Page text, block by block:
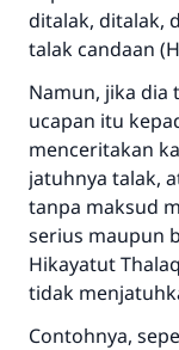
ditalak, ditalak,
talak candaan (
Namun, jika dia
ucapan itu
menceritakan
jatuhnya talak,
tanpa maksud
serius maupun
Hikayatut Thalaq
tidak
Contohnya,
Bantu kami
"Siapa
meka dia
sama